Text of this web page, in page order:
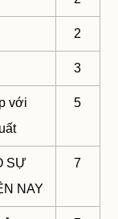
2
3
với
5
SỰ
NAY
7